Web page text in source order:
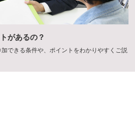
があるの？
できる条件や、ポイントをわかりやすくご説